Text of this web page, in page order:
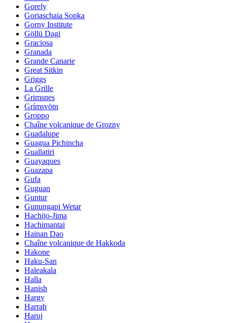
Gorely
Goriaschaia Sopka
Gorny Institute
Göllü Dagi
Graciosa
Granada
Grande Canarie
Great Sitkin
Griggs
La Grille
Grimsnes
Grímsvötn
Groppo
Chaîne volcanique de Grozny
Guadalupe
Guagua Pichincha
Guallatiri
Guayaques
Guazapa
Gufa
Guguan
Guntur
Gunungapi Wetar
Hachijo-Jima
Hachimantai
Hainan Dao
Chaîne volcanique de Hakkoda
Hakone
Haku-San
Haleakala
Halla
Hanish
Hargy
Harrah
Haruj